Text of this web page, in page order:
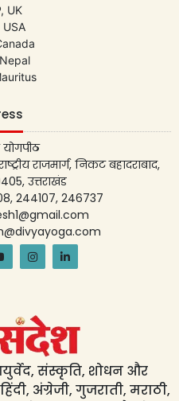
UK
USA
राजमार्ग, निकट बहादराबाद,
उत्तराखंड
244107, 246737
संस्कृति, शोधन और
अंग्रेजी, गुजराती, मराठी,